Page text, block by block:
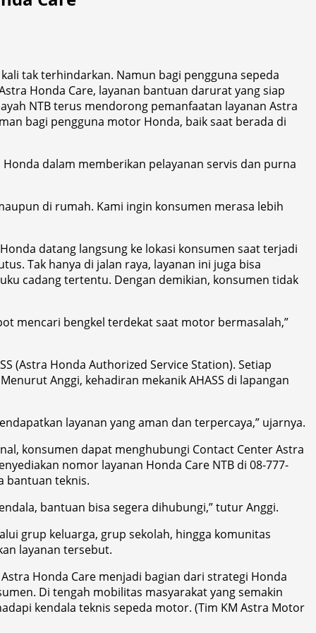
tak terhindarkan. Namun bagi pengguna sepeda
Honda Care, layanan bantuan darurat yang siap
NTB terus mendorong pemanfaatan layanan Astra
bagi pengguna motor Honda, baik saat berada di
dalam memberikan pelayanan servis dan purna
di rumah. Kami ingin konsumen merasa lebih
datang langsung ke lokasi konsumen saat terjadi
Tak hanya di jalan raya, layanan ini juga bisa
cadang tertentu. Dengan demikian, konsumen tidak
mencari bengkel terdekat saat motor bermasalah,”
(Astra Honda Authorized Service Station). Setiap
Anggi, kehadiran mekanik AHASS di lapangan
layanan yang aman dan terpercaya,” ujarnya.
konsumen dapat menghubungi Contact Center Astra
nomor layanan Honda Care NTB di 08-777-
bantuan teknis.
bantuan bisa segera dihubungi,” tutur Anggi.
grup keluarga, grup sekolah, hingga komunitas
layanan tersebut.
Honda Care menjadi bagian dari strategi Honda
Di tengah mobilitas masyarakat yang semakin
kendala teknis sepeda motor. (Tim KM Astra Motor